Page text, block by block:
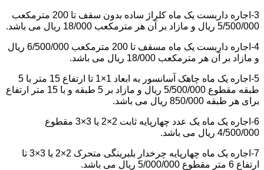
3-اجاره داربست یک ماه کلراژ ساده بدون سقف تا 200 مترمکعب
5/500/000 ریال و مازاد بر آن هر مترمکعب 18/000 ریال می باشد.
4-اجاره داربست یک ماه مسقف تا 200 مترمکعب 6/500/000 ریال
و مازاد بر آن هر مترمکعب 18/000 ریال می باشد.
5-اجاره یک ماه چاهک آسانسور به ابعاد 1×1 تا ارتفاع 15 متر با 5
طبقه مقطوع 5/500/000 ریال و مازاد بر 5 طبقه و با 15 متر ارتفاع
برای هر طبقه 850/000 ریال می باشد.
6-اجاره یک ماه یک عدد چهارپایه ثابت 2×2 یا 3×3 مقطوع
4/500/000 ریال می باشد.
7-اجاره یک ماه چهارپایه چرخدار بلبرینگی متحرک 2×2 یا 3×3 تا
ارتفاع 6 متر مقطوع 5/000/000 ریال می باشد.